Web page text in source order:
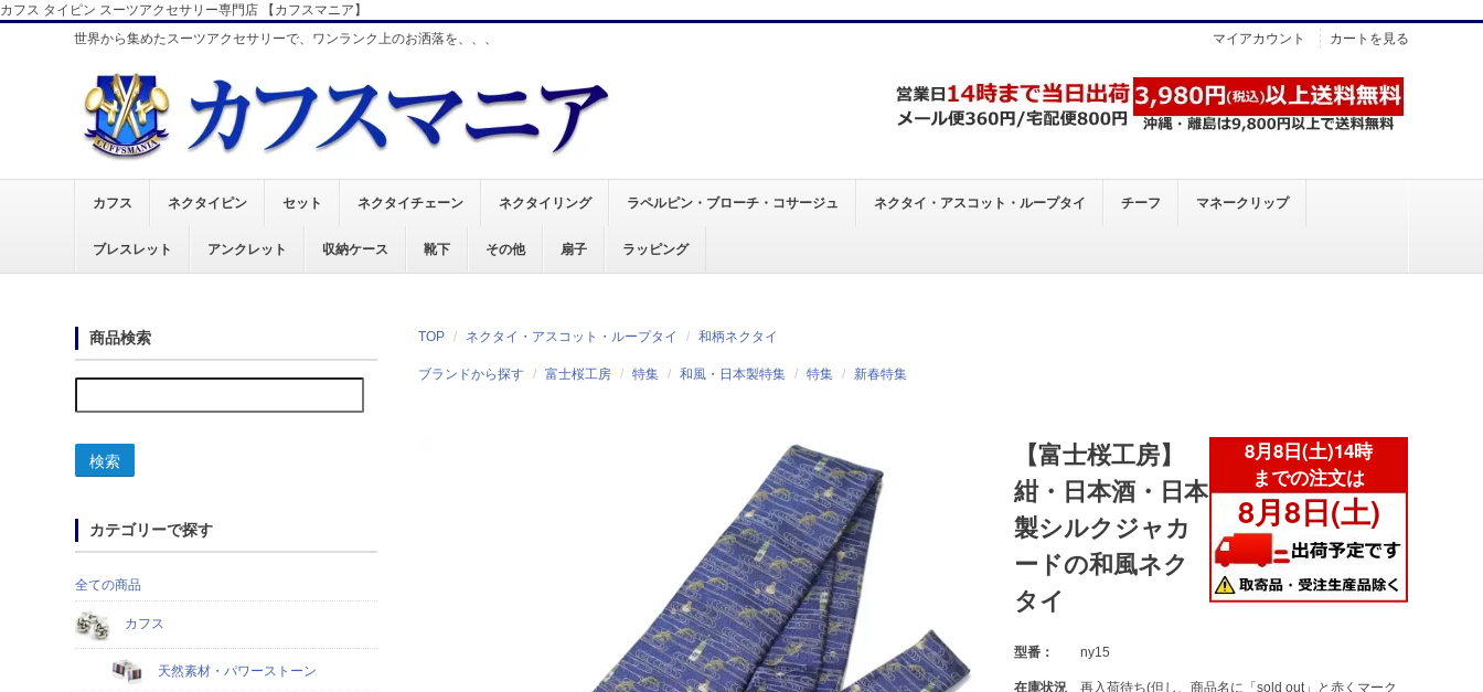
カフス タイピン スーツアクセサリー専門店 【カフスマニア】
世界から集めたスーツアクセサリーで、ワンランク上のお洒落を、、、
マイアカウント カートを見る
カフス ネクタイピン セット ネクタイチェーン ネクタイリング ラペルピン・ブローチ・コサージュ ネクタイ・アスコット・ループタイ チーフ マネークリップ
ブレスレット アンクレット 収納ケース 靴下 その他 扇子 ラッピング
TOP ネクタイ・アスコット・ループタイ 和柄ネクタイ
ブランドから探す 富士桜工房 特集 和風・日本製特集 特集 新春特集
【富士桜工房】
紺・日本酒・日本
製シルクジャカ
ードの和風ネク
タイ
型番： ny15
在庫状況
再入荷待ち(但し、商品名に「sold out」と赤くマーク
商品検索
検索
カテゴリーで探す
全ての商品
カフス
天然素材・パワーストーン